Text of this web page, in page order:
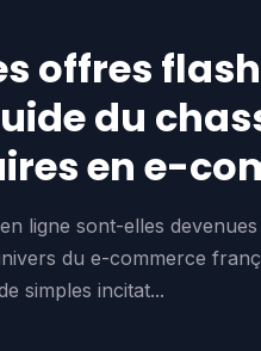
offres
du
en e-
ligne sont-elles
du e-commerce
simples incitat...